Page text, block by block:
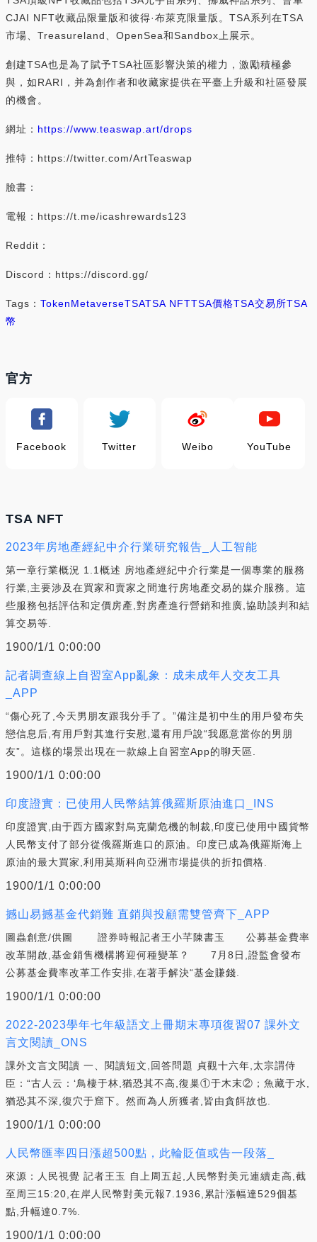
CJAI NFT收藏品限量版和彼得·布萊克限量版。TSA系列在TSA
市場、Treasureland、OpenSea和Sandbox上展示。
創建TSA也是為了賦予TSA社區影響決策的權力，激勵積極參
與，如RARI，并為創作者和收藏家提供在平臺上升級和社區發展
的機會。
網址： https://www.teaswap.art/drops
推特：https://twitter.com/ArtTeaswap
臉書：
電報：https://t.me/icashrewards123
Reddit：
Discord：https://discord.gg/
Tags： TokenMetaverseTSATSA NFTTSA價格TSA交易所TSA
幣
官方
Facebook Twitter Weibo YouTube
TSA NFT
2023年房地產經紀中介行業研究報告_人工智能
第一章行業概況 1.1概述 房地產經紀中介行業是一個專業的服務
行業,主要涉及在買家和賣家之間進行房地產交易的媒介服務。這
些服務包括評估和定價房產,對房產進行營銷和推廣,協助談判和結
算交易等.
1900/1/1 0:00:00
記者調查線上自習室App亂象：成未成年人交友工具
_APP
“傷心死了,今天男朋友跟我分手了。”備注是初中生的用戶發布失
戀信息后,有用戶對其進行安慰,還有用戶說“我愿意當你的男朋
友”。這樣的場景出現在一款線上自習室App的聊天區.
1900/1/1 0:00:00
印度證實：已使用人民幣結算俄羅斯原油進口_INS
印度證實,由于西方國家對烏克蘭危機的制裁,印度已使用中國貨幣
人民幣支付了部分從俄羅斯進口的原油。印度已成為俄羅斯海上
原油的最大買家,利用莫斯科向亞洲市場提供的折扣價格.
1900/1/1 0:00:00
撼山易撼基金代銷難 直銷與投顧需雙管齊下_APP
圖蟲創意/供圖 證券時報記者王小芊陳書玉 公募基金費率
改革開啟,基金銷售機構將迎何種變革？ 7月8日,證監會發布
公募基金費率改革工作安排,在著手解決“基金賺錢.
1900/1/1 0:00:00
2022-2023學年七年級語文上冊期末專項復習07 課外文
言文閱讀_ONS
課外文言文閱讀 一、閱讀短文,回答問題 貞觀十六年,太宗謂侍
臣：“古人云：‘鳥棲于林,猶恐其不高,復巢①于木末②；魚藏于水,
猶恐其不深,復穴于窟下。然而為人所獲者,皆由貪餌故也.
1900/1/1 0:00:00
人民幣匯率四日漲超500點，此輪貶值或告一段落_
來源：人民視覺 記者王玉 自上周五起,人民幣對美元連續走高,截
至周三15:20,在岸人民幣對美元報7.1936,累計漲幅達529個基
點,升幅達0.7%.
1900/1/1 0:00:00